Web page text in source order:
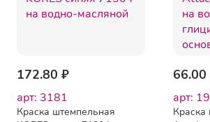
172.80 ₽
арт: 3181
Краска штемпельная
66.00
арт:
Краска